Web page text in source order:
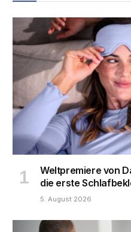
Weltpremiere von
die erste
5. August 2026